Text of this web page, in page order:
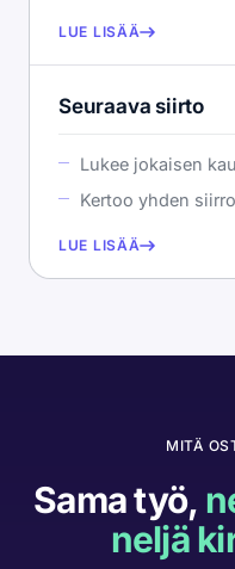
LUE LISÄÄ
Seuraava siirto
Lukee jokaisen
Kertoo yhden
LUE LISÄÄ
MITÄ
Sama työ,
neljä